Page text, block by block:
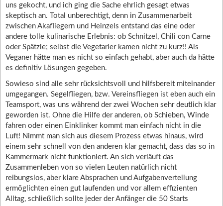
uns gekocht, und ich ging die Sache ehrlich gesagt etwas
skeptisch an. Total unberechtigt, denn in Zusammenarbeit
zwischen Akafliegern und Heinzels entstand das eine oder
andere tolle kulinarische Erlebnis: ob Schnitzel, Chili con Carne
oder Spätzle; selbst die Vegetarier kamen nicht zu kurz!! Als
Veganer hätte man es nicht so einfach gehabt, aber auch da hätte
es definitiv Lösungen gegeben.
Sowieso sind alle sehr rücksichtsvoll und hilfsbereit miteinander
umgegangen. Segelfliegen, bzw. Vereinsfliegen ist eben auch ein
Teamsport, was uns während der zwei Wochen sehr deutlich klar
geworden ist. Ohne die Hilfe der anderen, ob Schieben, Winde
fahren oder einen Einklinker kommt man einfach nicht in die
Luft! Nimmt man sich aus diesem Prozess etwas hinaus, wird
einem sehr schnell von den anderen klar gemacht, dass das so in
Kammermark nicht funktioniert. An sich verläuft das
Zusammenleben von so vielen Leuten natürlich nicht
reibungslos, aber klare Absprachen und Aufgabenverteilung
ermöglichten einen gut laufenden und vor allem effizienten
Alltag, schließlich sollte jeder der Anfänger die 50 Starts